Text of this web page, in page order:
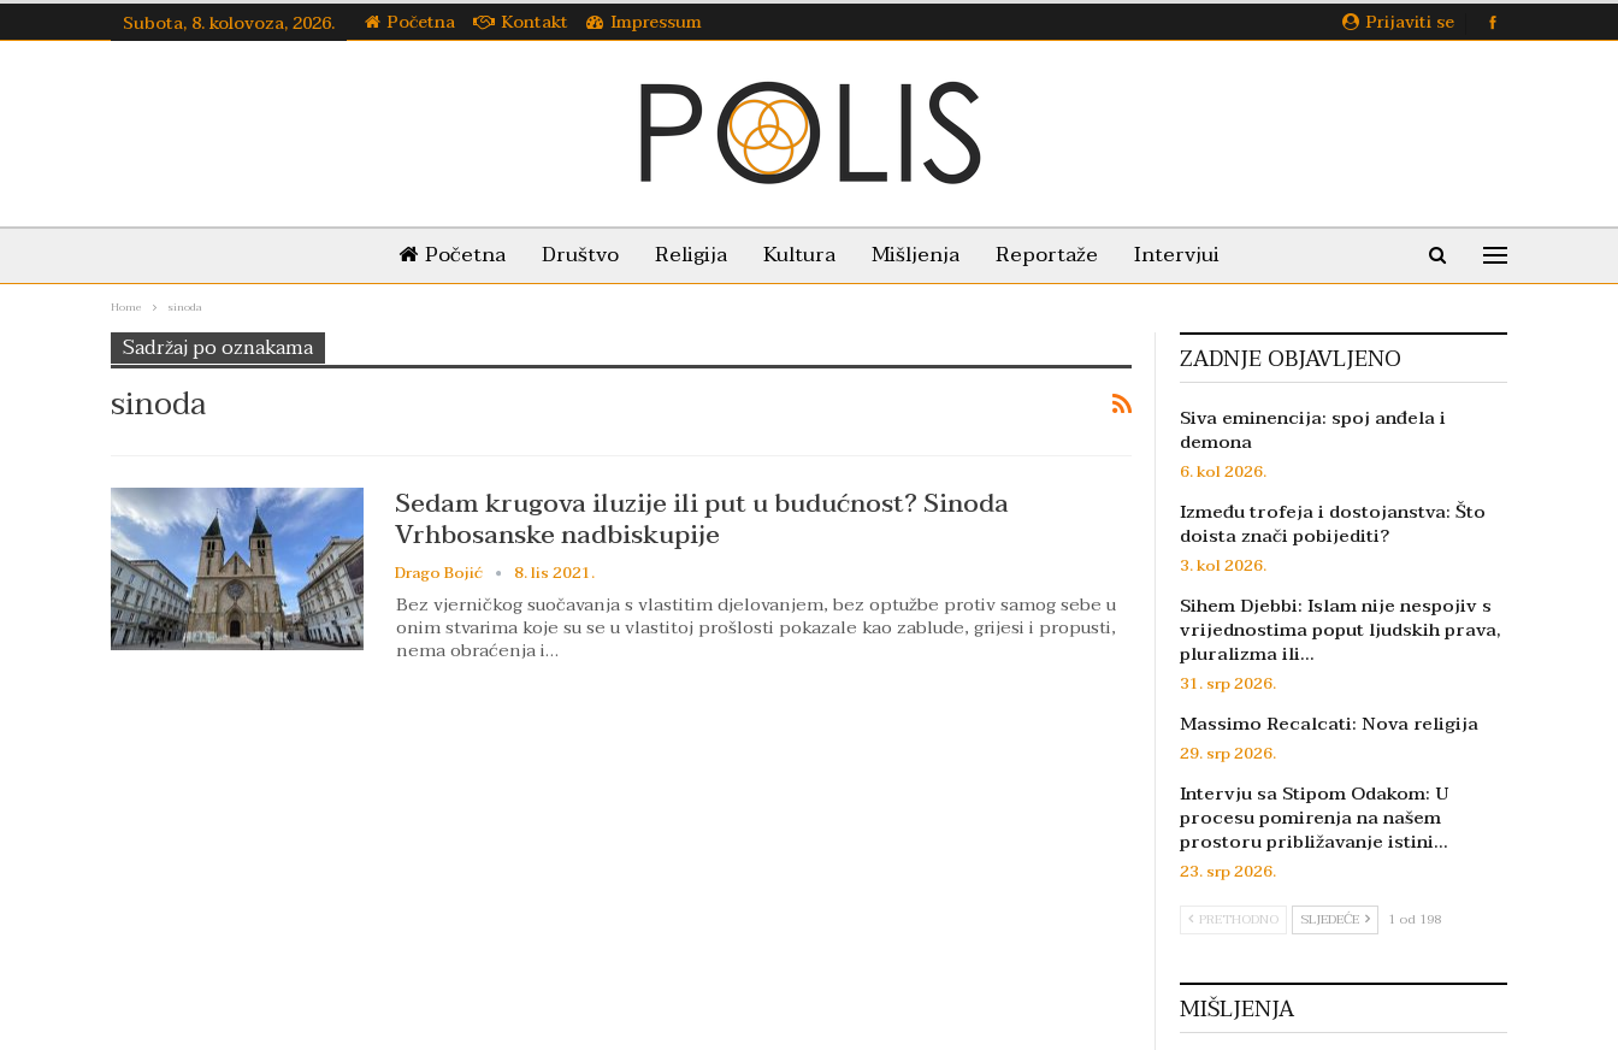
Prijaviti se
Subota, 8. kolovoza, 2026. Početna Kontakt Impressum
Početna Društvo Religija Kultura Mišljenja Reportaže Intervjui
Home sinoda
Sadržaj po oznakama
sinoda
Sedam krugova iluzije ili put u budućnost? Sinoda
Vrhbosanske nadbiskupije
Drago Bojić 8. lis 2021.
Bez vjerničkog suočavanja s vlastitim djelovanjem, bez optužbe protiv samog sebe u
onim stvarima koje su se u vlastitoj prošlosti pokazale kao zablude, grijesi i propusti,
nema obraćenja i…
ZADNJE OBJAVLJENO
Siva eminencija: spoj anđela i
demona
6. kol 2026.
Između trofeja i dostojanstva: Što
doista znači pobijediti?
3. kol 2026.
Sihem Djebbi: Islam nije nespojiv s
vrijednostima poput ljudskih prava,
pluralizma ili…
31. srp 2026.
Massimo Recalcati: Nova religija
29. srp 2026.
Intervju sa Stipom Odakom: U
procesu pomirenja na našem
prostoru približavanje istini…
23. srp 2026.
PRETHODNO SLJEDEĆE 1 od 198
MIŠLJENJA